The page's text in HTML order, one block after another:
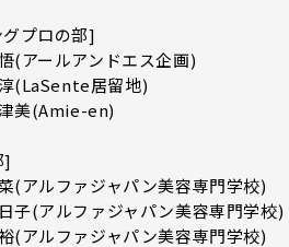
プロの部]
(アールアンドエス企画)
(LaSente居留地)
美(Amie-en)
]
(アルファジャパン美容専門学校)
子(アルファジャパン美容専門学校)
(アルファジャパン美容専門学校)